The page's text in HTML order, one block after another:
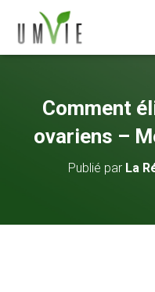
Comment
ovariens –
Publié par La